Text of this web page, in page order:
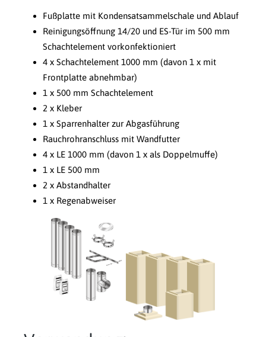
Fußplatte mit Kondensatsammelschale und Ablauf
Reinigungsöffnung 14/20 und ES-Tür im 500 mm
Schachtelement vorkonfektioniert
4 x Schachtelement 1000 mm (davon 1 x mit
Frontplatte abnehmbar)
1 x 500 mm Schachtelement
2 x Kleber
1 x Sparrenhalter zur Abgasführung
Rauchrohranschluss mit Wandfutter
4 x LE 1000 mm (davon 1 x als Doppelmuffe)
1 x LE 500 mm
2 x Abstandhalter
1 x Regenabweiser